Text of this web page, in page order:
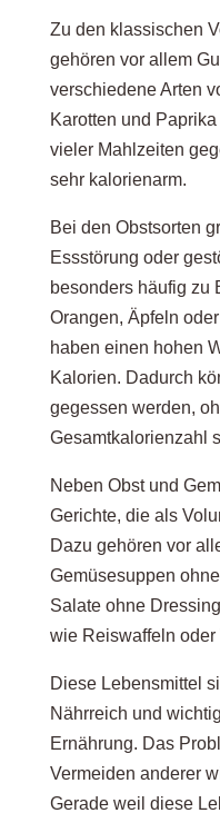
Zu den klassischen
gehören vor allem
verschiedene Arten
Karotten und
vieler Mahlzeiten
sehr kalorienarm.
Bei den Obstsorten
Essstörung oder
besonders häufig zu
Orangen, Äpfeln
haben einen hohen
Kalorien. Dadurch
gegessen werden,
Gesamtkalorienzahl
Neben Obst und
Gerichte, die als
Dazu gehören vor
Gemüsesuppen
Salate ohne
wie Reiswaffeln oder
Diese Lebensmittel
Nährreich und
Ernährung. Das
Vermeiden anderer
Gerade weil diese